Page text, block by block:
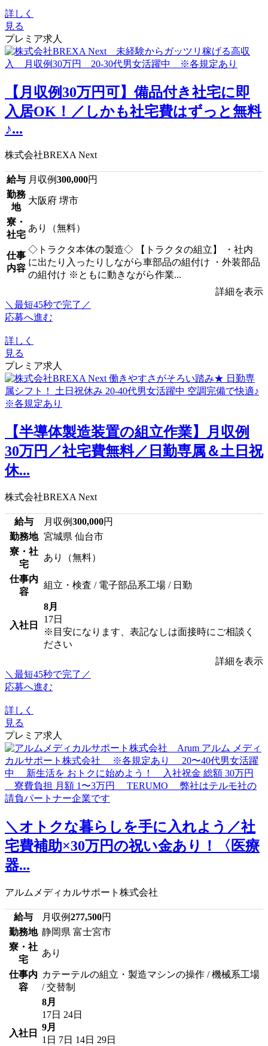
詳しく
見る
プレミア求人
【月収例30万円可】備品付き社宅に即
入居OK！／しかも社宅費はずっと無料
♪...
株式会社BREXA Next
給与 月収例300,000円
勤務
地
大阪府 堺市
寮・
社宅
あり（無料）
仕事
内容
◇トラクタ本体の製造◇ 【トラクタの組立】 ・社内
に出たり入ったりしながら車部品の組付け ・外装部品
の組付け ※ともに動きながら作業...
詳細を表示
＼最短45秒で完了／
応募へ進む
詳しく
見る
プレミア求人
【半導体製造装置の組立作業】月収例
30万円／社宅費無料／日勤専属＆土日祝
休...
株式会社BREXA Next
給与 月収例300,000円
勤務地 宮城県 仙台市
寮・社
宅
あり（無料）
仕事内
容
組立・検査 / 電子部品系工場 / 日勤
入社日
8月
17日
※目安になります、表記なしは面接時にご相談く
ださい
詳細を表示
＼最短45秒で完了／
応募へ進む
詳しく
見る
プレミア求人
＼オトクな暮らしを手に入れよう／社
宅費補助×30万円の祝い金あり！〈医療
器...
アルムメディカルサポート株式会社
給与 月収例277,500円
勤務地 静岡県 富士宮市
寮・社
宅
あり
仕事内
容
カテーテルの組立・製造マシンの操作 / 機械系工場
/ 交替制
入社日
8月
17日 24日
9月
1日 7日 14日 29日